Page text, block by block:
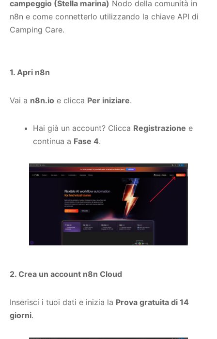
campeggio (Stella marina) Nodo della comunità in
n8n e come connetterlo utilizzando la chiave API di
Camping Care.
1. Apri n8n
Vai a n8n.io e clicca Per iniziare.
Hai già un account? Clicca Registrazione e
continua a Fase 4.
2. Crea un account n8n Cloud
Inserisci i tuoi dati e inizia la Prova gratuita di 14
giorni.